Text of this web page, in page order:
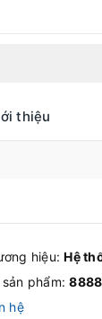
thiệu
hiệu:Hệ
sản phẩm:
hệ